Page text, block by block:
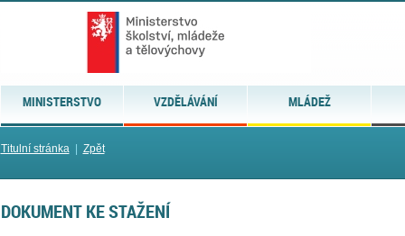
MINISTERSTVO VZDĚLÁVÁNÍ MLÁDEŽ
Titulní stránka| Zpět
DOKUMENT KE STAŽENÍ